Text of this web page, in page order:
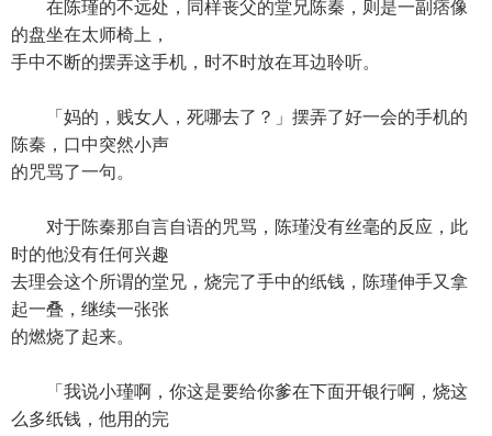
在陈瑾的不远处，同样丧父的堂兄陈秦，则是一副痞像
的盘坐在太师椅上，
手中不断的摆弄这手机，时不时放在耳边聆听。
「妈的，贱女人，死哪去了？」摆弄了好一会的手机的
陈秦，口中突然小声
的咒骂了一句。
对于陈秦那自言自语的咒骂，陈瑾没有丝毫的反应，此
时的他没有任何兴趣
去理会这个所谓的堂兄，烧完了手中的纸钱，陈瑾伸手又拿
起一叠，继续一张张
的燃烧了起来。
「我说小瑾啊，你这是要给你爹在下面开银行啊，烧这
么多纸钱，他用的完